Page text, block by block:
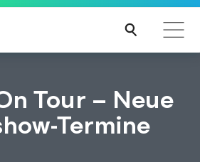
für Kunden, die vom Content-
betroffen sind
Tour – Neue
Termine